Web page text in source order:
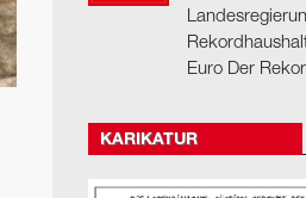
Euro Der
KARIKATUR